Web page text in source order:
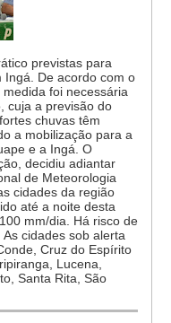
previstas para
De acordo com o
foi necessária
cuja a previsão do
chuvas têm
a mobilização para a
e a Ingá. O
decidiu adiantar
de Meteorologia
cidades da região
até a noite desta
mm/dia. Há risco de
cidades sob alerta
Cruz do Espírito
Lucena,
Santa Rita, São